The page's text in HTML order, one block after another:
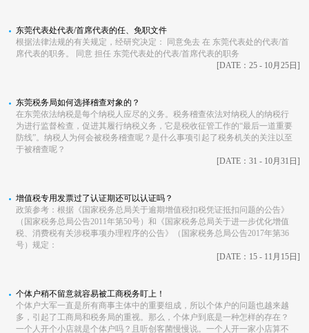
东莞代表处代表/首席代表的任、免职文件
根据法律法规的有关规定，经研究决定： 同意免去 在 东莞代表处的代表/首
席代表的职务。 同意 担任 东莞代表处的代表/首席代表的职务
[DATE：25 - 10月25日]
东莞税务局如何选择稽查对象的？
在东莞依法纳税是每个纳税人应尽的义务。税务稽查依法对纳税人的纳税行
为进行监督检查，促进其履行纳税义务，它是税收征管工作的“最后一道重要
防线”。纳税人为何会被税务稽查呢？是什么事项引起了税务机关的关注以至
于被稽查呢？
[DATE：31 - 10月31日]
增值税专用发票过了认证期还可以认证吗？
政策参考：根据《国家税务总局关于逾期增值税扣税凭证抵扣问题的公告》
（国家税务总局公告2011年第50号）和《国家税务总局关于进一步优化增值
税、消费税有关涉税事项办理程序的公告》（国家税务总局公告2017年第36
号）规定：
[DATE：15 - 11月15日]
个体户稍不留意就容易被工商税务盯上！
个体户大军一直是所有商事主体中的重要组成，所以个体户的问题也越来越
多，引起了工商局和税务局的重视。那么，个体户到底是一种怎样的存在？
一个人开个小店就是个体户吗？且听创客菌慢慢说。一个人开一家小店算不